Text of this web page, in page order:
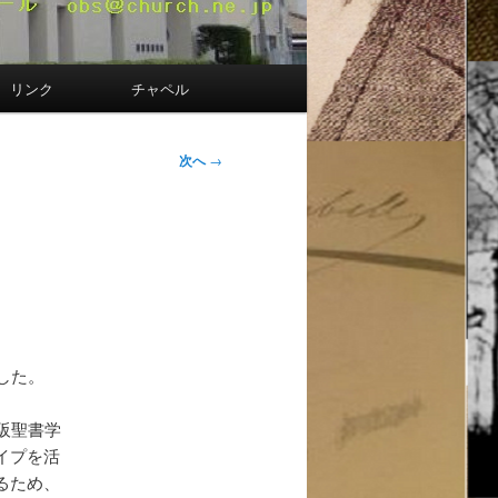
リンク チャペル
次へ→
。
聖書学
プを活
め、